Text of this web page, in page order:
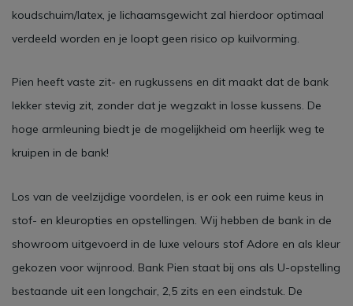
koudschuim/latex, je lichaamsgewicht zal hierdoor optimaal
verdeeld worden en je loopt geen risico op kuilvorming.
Pien heeft vaste zit- en rugkussens en dit maakt dat de bank
lekker stevig zit, zonder dat je wegzakt in losse kussens. De
hoge armleuning biedt je de mogelijkheid om heerlijk weg te
kruipen in de bank!
Los van de veelzijdige voordelen, is er ook een ruime keus in
stof- en kleuropties en opstellingen. Wij hebben de bank in de
showroom uitgevoerd in de luxe velours stof Adore en als kleur
gekozen voor wijnrood. Bank Pien staat bij ons als U-opstelling
bestaande uit een longchair, 2,5 zits en een eindstuk. De